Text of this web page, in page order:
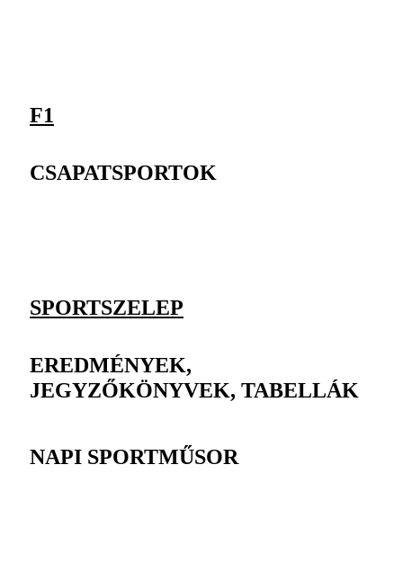
F1
CSAPATSPORTOK
SPORTSZELEP
EREDMÉNYEK,
JEGYZŐKÖNYVEK, TABELLÁK
NAPI SPORTMŰSOR